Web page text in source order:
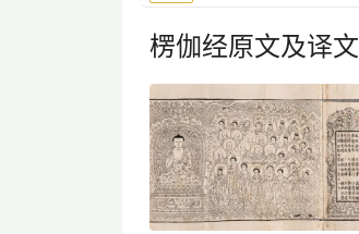
楞伽经原文及译文